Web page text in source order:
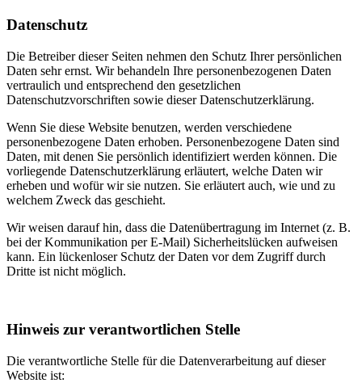
Datenschutz
Die Betreiber dieser Seiten nehmen den Schutz Ihrer persönlichen
Daten sehr ernst. Wir behandeln Ihre personenbezogenen Daten
vertraulich und entsprechend den gesetzlichen
Datenschutzvorschriften sowie dieser Datenschutzerklärung.
Wenn Sie diese Website benutzen, werden verschiedene
personenbezogene Daten erhoben. Personenbezogene Daten sind
Daten, mit denen Sie persönlich identifiziert werden können. Die
vorliegende Datenschutzerklärung erläutert, welche Daten wir
erheben und wofür wir sie nutzen. Sie erläutert auch, wie und zu
welchem Zweck das geschieht.
Wir weisen darauf hin, dass die Datenübertragung im Internet (z. B.
bei der Kommunikation per E-Mail) Sicherheitslücken aufweisen
kann. Ein lückenloser Schutz der Daten vor dem Zugriff durch
Dritte ist nicht möglich.
Hinweis zur verantwortlichen Stelle
Die verantwortliche Stelle für die Datenverarbeitung auf dieser
Website ist: